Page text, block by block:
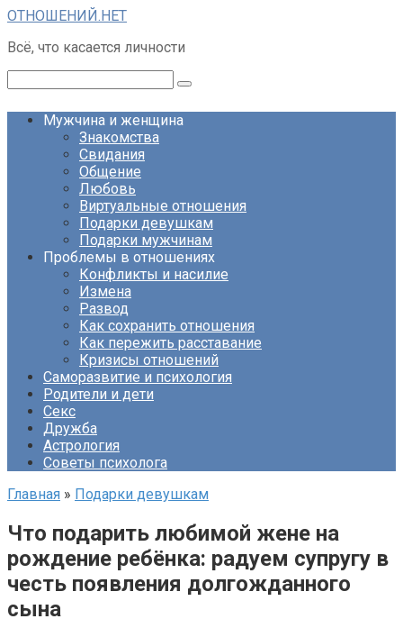
Перейти
контенту
ОТНОШЕНИЙ.НЕТ
Всё, что касается личности
Мужчина и женщина
Знакомства
Свидания
Общение
Любовь
Виртуальные отношения
Подарки девушкам
Подарки мужчинам
Проблемы в отношениях
Конфликты и насилие
Измена
Развод
Как сохранить отношения
Как пережить расставание
Кризисы отношений
Саморазвитие и психология
Родители и дети
Секс
Дружба
Астрология
Советы психолога
Главная » Подарки девушкам
Что подарить любимой жене на
рождение ребёнка: радуем супругу в
честь появления долгожданного
сына